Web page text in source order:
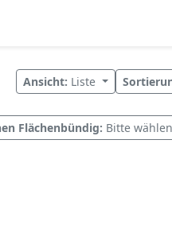
Ansicht: Liste
Flächenbündig: Bitte wählen